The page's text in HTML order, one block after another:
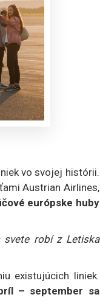
vo svojej histórii.
Austrian Airlines,
európske huby
robí z Letiska
existujúcich liniek.
– september sa